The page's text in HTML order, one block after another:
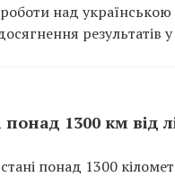
над українською
результатів
1300 км від
понад 1300